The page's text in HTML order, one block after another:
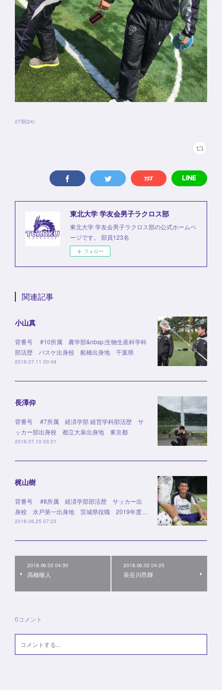
27期(24)
東北大学 学友会男子ラクロス部
東北大学 学友会男子ラクロス部の公式ホームペ
ージです。 部員123名
フォロー
関連記事
小山真
背番号 #10所属 農学部&nbsp;生物生産科学科
部活歴 バスケ出身校 船橋出身地 千葉県
2018.07.11 00:48
長澤仰
背番号 #7所属 経済学部 経営学科部活歴 サ
ッカー部出身校 都立大泉出身地 東京都
2018.07.10 03:21
梶山樹
背番号 #8所属 経済学部部活歴 サッカー出
身校 水戸第一出身地 茨城県役職 2019年度…
2018.06.25 07:23
2018.06.02 04:30
高橋唯人
2018.06.02 04:25
長谷川昂輝
0コメント